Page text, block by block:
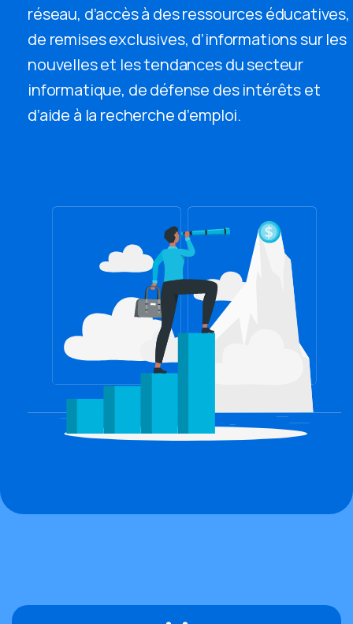
réseau, d’accès à des ressources éducatives,
de remises exclusives, d’informations sur les
nouvelles et les tendances du secteur
informatique, de défense des intérêts et
d’aide à la recherche d’emploi.